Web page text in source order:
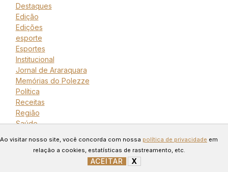
Destaques
Edição
Edições
esporte
Esportes
Institucional
Jornal de Araraquara
Memórias do Polezze
Política
Receitas
Região
Saúde
Copyright © 2024 Todos os
direitos reservados. Desenvolvido
por Connect Web Marketing.
Ao visitar nosso site, você concorda com nossa política de privacidade em
relação a cookies, estatísticas de rastreamento, etc.
ACEITAR X
GERENCIAR COOKIES